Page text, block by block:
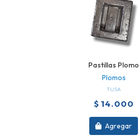
Pastillas Plomo
Plomos
TUSA
$ 14.000
Agregar